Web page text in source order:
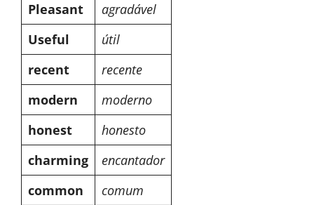
Pleasant
agradável
Useful
útil
recent
recente
modern
moderno
honest
honesto
charming
encantador
common
comum